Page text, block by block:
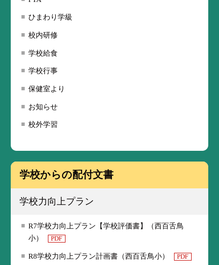
ひまわり学級
校内研修
学校給食
学校行事
保健室より
お知らせ
校外学習
学校からの配付文書
学校力向上プラン
R7学校力向上プラン【学校評価書】（西百舌鳥
小）
PDF
R8学校力向上プラン計画書（西百舌鳥小） PDF